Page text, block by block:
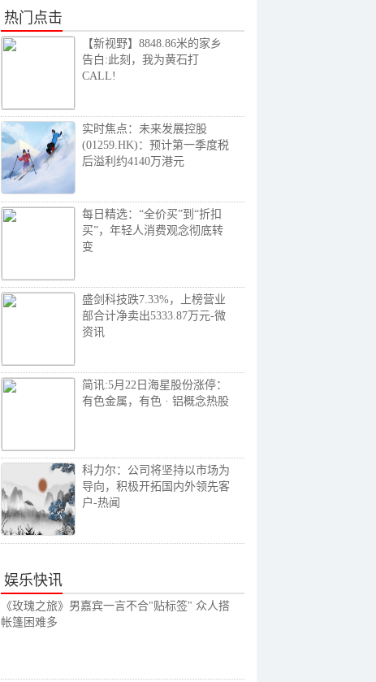
热门点击
【新视野】8848.86米的家乡
告白:此刻，我为黄石打
CALL!
实时焦点：未来发展控股
(01259.HK)：预计第一季度税
后溢利约4140万港元
每日精选：“全价买”到“折扣
买”，年轻人消费观念彻底转
变
盛剑科技跌7.33%，上榜营业
部合计净卖出5333.87万元-微
资讯
简讯:5月22日海星股份涨停：
有色金属，有色 · 铝概念热股
科力尔：公司将坚持以市场为
导向，积极开拓国内外领先客
户-热闻
娱乐快讯
《玫瑰之旅》男嘉宾一言不合"贴标签" 众人搭
帐篷困难多